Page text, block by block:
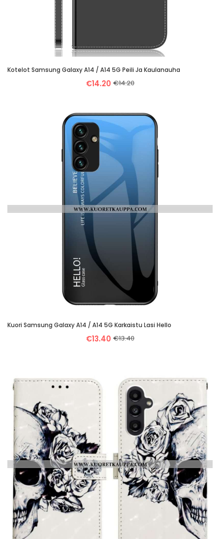
Kotelot Samsung Galaxy A14 / A14 5G Peili Ja Kaulanauha
€14.20 €14.20
Kuori Samsung Galaxy A14 / A14 5G Karkaistu Lasi Hello
€13.40 €13.40